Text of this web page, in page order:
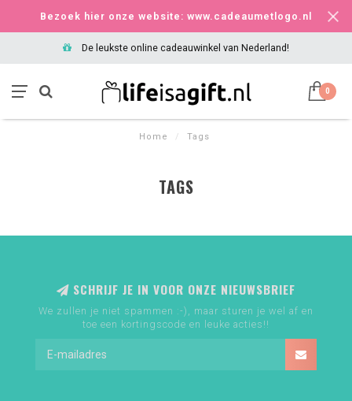
Bezoek hier onze website: www.cadeaumetlogo.nl
De leukste online cadeauwinkel van Nederland!
0
Home / Tags
TAGS
SCHRIJF JE IN VOOR ONZE NIEUWSBRIEF
We zullen je niet spammen :-), maar sturen je wel af en
toe een kortingscode en leuke acties!!